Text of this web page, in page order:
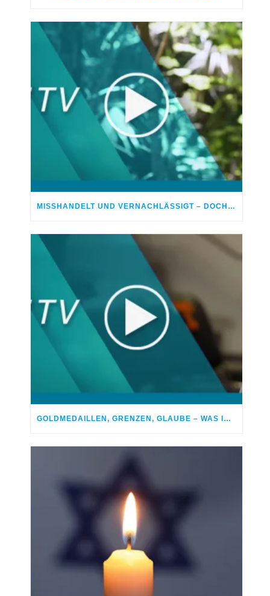
MISSHANDELT UND VERNACHLÄSSIGT – DOCH GOTT HEILTE MEINE WUNDEN
GOLDMEDAILLEN, GRENZEN, GLAUBE – WAS IM LEBEN WIRKLICH ZÄHLT